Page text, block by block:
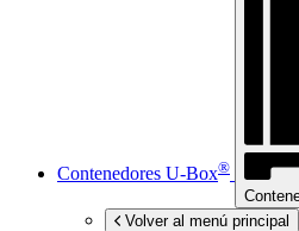
Contenedores U-Box®
Volver al menú principal